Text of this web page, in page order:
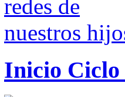
Inicio Ciclo